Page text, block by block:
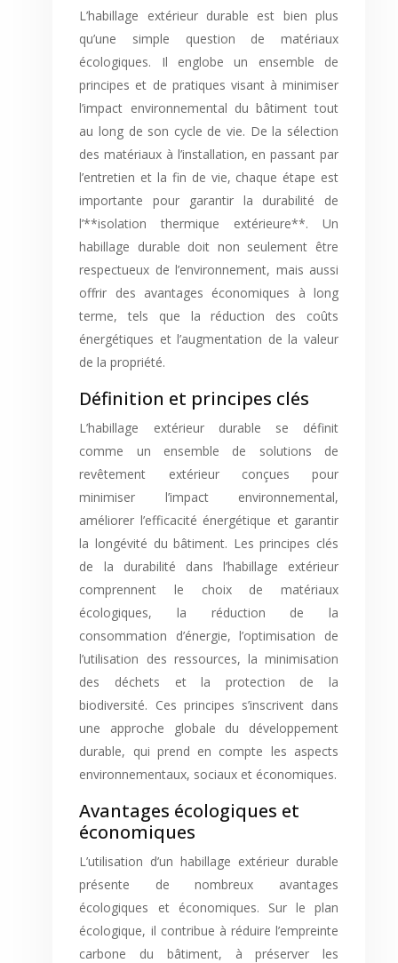
L’habillage extérieur durable est bien plus
qu’une simple question de matériaux
écologiques. Il englobe un ensemble de
principes et de pratiques visant à minimiser
l’impact environnemental du bâtiment tout
au long de son cycle de vie. De la sélection
des matériaux à l’installation, en passant par
l’entretien et la fin de vie, chaque étape est
importante pour garantir la durabilité de
l’**isolation thermique extérieure**. Un
habillage durable doit non seulement être
respectueux de l’environnement, mais aussi
offrir des avantages économiques à long
terme, tels que la réduction des coûts
énergétiques et l’augmentation de la valeur
de la propriété.
Définition et principes clés
L’habillage extérieur durable se définit
comme un ensemble de solutions de
revêtement extérieur conçues pour
minimiser l’impact environnemental,
améliorer l’efficacité énergétique et garantir
la longévité du bâtiment. Les principes clés
de la durabilité dans l’habillage extérieur
comprennent le choix de matériaux
écologiques, la réduction de la
consommation d’énergie, l’optimisation de
l’utilisation des ressources, la minimisation
des déchets et la protection de la
biodiversité. Ces principes s’inscrivent dans
une approche globale du développement
durable, qui prend en compte les aspects
environnementaux, sociaux et économiques.
Avantages écologiques et
économiques
L’utilisation d’un habillage extérieur durable
présente de nombreux avantages
écologiques et économiques. Sur le plan
écologique, il contribue à réduire l’empreinte
carbone du bâtiment, à préserver les